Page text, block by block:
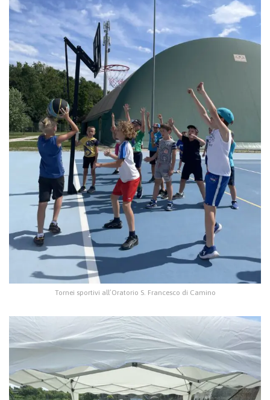
Tornei sportivi all’Oratorio S. Francesco di Camino